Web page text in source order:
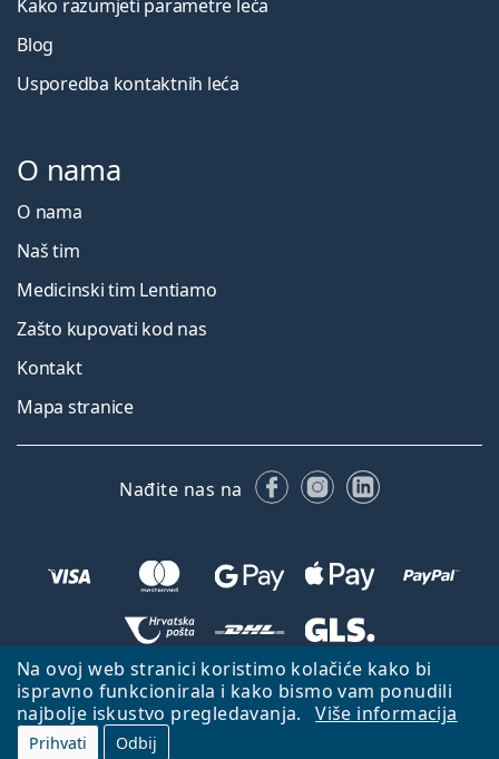
Na ovoj web stranici koristimo kolačiće kako bi
ispravno funkcionirala i kako bismo vam ponudili
najbolje iskustvo pregledavanja.
Više informacija
Prihvati Odbij
Kako razumjeti parametre leća
Blog
Usporedba kontaktnih leća
O nama
O nama
Naš tim
Medicinski tim Lentiamo
Zašto kupovati kod nas
Kontakt
Mapa stranice
Nađite nas na FacebookuInstagramu
LinkedIn
Natrag na početnu stranicu
Lentiamo.hr je u vlasništvu i upravljanju tvrtke Lentiamo s.r.o., Češka
Republika